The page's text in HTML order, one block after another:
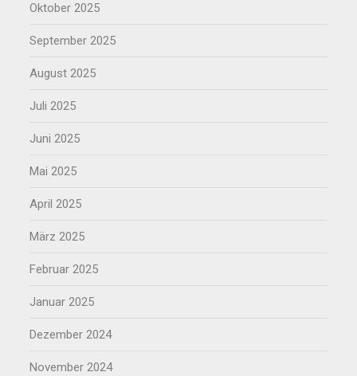
Oktober 2025
September 2025
August 2025
Juli 2025
Juni 2025
Mai 2025
April 2025
März 2025
Februar 2025
Januar 2025
Dezember 2024
November 2024